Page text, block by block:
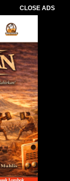
CLOSE ADS